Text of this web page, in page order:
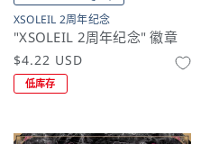
XSOLEIL 2周年纪念
"XSOLEIL 2周年纪念" 徽章
常
规
价
$4.22 USD
低库存